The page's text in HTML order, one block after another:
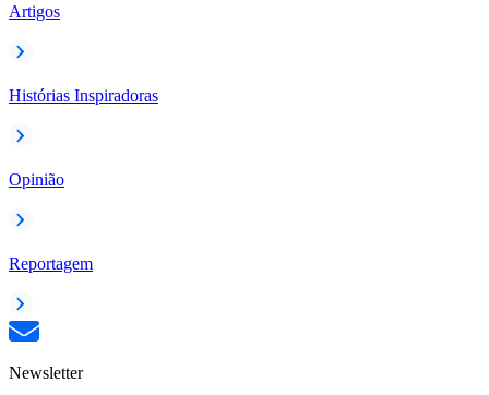
Artigos
Histórias Inspiradoras
Opinião
Reportagem
Newsletter